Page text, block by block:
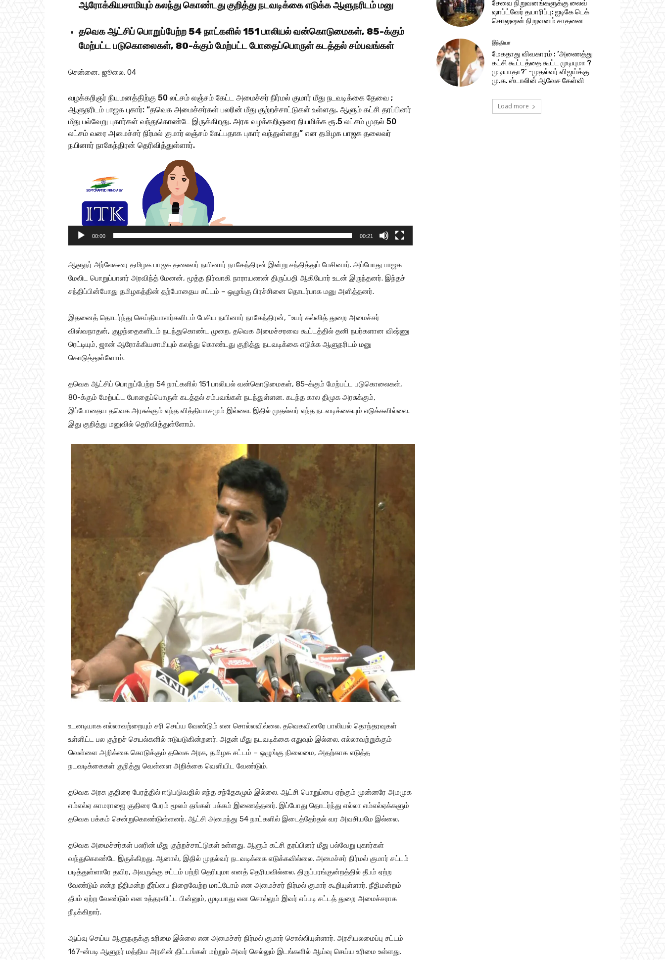
ஆரோக்கியசாமியும் கலந்து கொண்டது குறித்து நடவடிக்கை எடுக்க ஆளுநரிடம் மனு
தவெக ஆட்சிப் பொறுப்பேற்ற 54 நாட்களில் 151 பாலியல் வன்கொடுமைகள், 85-க்கும்
மேற்பட்ட படுகொலைகள், 80-க்கும் மேற்பட்ட போதைப்பொருள் கடத்தல் சம்பவங்கள்
சென்னை, ஜூலை. 04
வழக்கறிஞர் நியமனத்திற்கு 50 லட்சம் லஞ்சம் கேட்ட அமைச்சர் நிர்மல் குமார் மீது நடவடிக்கை தேவை ;
ஆளுநரிடம் பாஜக புகார்: “தவெக அமைச்சர்கள் பலரின் மீது குற்றச்சாட்டுகள் உள்ளது. ஆளும் கட்சி தரப்பினர்
மீது பல்வேறு புகார்கள் வந்துகொண்டே இருக்கிறது. அரசு வழக்கறிஞரை நியமிக்க ரூ.5 லட்சம் முதல் 50
லட்சம் வரை அமைச்சர் நிர்மல் குமார் லஞ்சம் கேட்பதாக புகார் வந்துள்ளது” என தமிழக பாஜக தலைவர்
நயினார் நாகேந்திரன் தெரிவித்துள்ளார்.
y
e
r
00:00 00:21
ஆளுநர் அர்லேகரை தமிழக பாஜக தலைவர் நயினார் நாகேந்திரன் இன்று சந்தித்துப் பேசினார். அப்போது பாஜக
மேலிட பொறுப்பாளர் அரவிந்த் மேனன், மூத்த நிர்வாகி நாராயணன் திருப்பதி ஆகியோர் உடன் இருந்தனர். இந்தச்
சந்திப்பின்போது தமிழகத்தின் தற்போதைய சட்டம் – ஒழுங்கு பிரச்சினை தொடர்பாக மனு அளித்தனர்.
இதனைத் தொடர்ந்து செய்தியாளர்களிடம் பேசிய நயினார் நாகேந்திரன், “உயர் கல்வித் துறை அமைச்சர்
விஸ்வநாதன், குழந்தைகளிடம் நடந்துகொண்ட முறை, தவெக அமைச்சரவை கூட்டத்தில் தனி நபர்களான விஷ்ணு
ரெட்டியும், ஜான் ஆரோக்கியசாமியும் கலந்து கொண்டது குறித்து நடவடிக்கை எடுக்க ஆளுநரிடம் மனு
கொடுத்துள்ளோம்.
தவெக ஆட்சிப் பொறுப்பேற்ற 54 நாட்களில் 151 பாலியல் வன்கொடுமைகள், 85-க்கும் மேற்பட்ட படுகொலைகள்,
80-க்கும் மேற்பட்ட போதைப்பொருள் கடத்தல் சம்பவங்கள் நடந்துள்ளன. கடந்த கால திமுக அரசுக்கும்,
இப்போதைய தவெக அரசுக்கும் எந்த வித்தியாசமும் இல்லை. இதில் முதல்வர் எந்த நடவடிக்கையும் எடுக்கவில்லை.
இது குறித்து மனுவில் தெரிவித்துள்ளோம்.
உடனடியாக எல்லாவற்றையும் சரி செய்ய வேண்டும் என சொல்லவில்லை. தவெகவினரே பாலியல் தொந்தரவுகள்
உள்ளிட்ட பல குற்றச் செயல்களில் ஈடுபடுகின்றனர். அதன் மீது நடவடிக்கை எதுவும் இல்லை. எல்லாவற்றுக்கும்
வெள்ளை அறிக்கை கொடுக்கும் தவெக அரசு, தமிழக சட்டம் – ஒழுங்கு நிலைமை, அதற்காக எடுத்த
நடவடிக்கைகள் குறித்து வெள்ளை அறிக்கை வெளியிட வேண்டும்.
தவெக அரசு குதிரை பேரத்தில் ஈடுபடுவதில் எந்த சந்தேகமும் இல்லை. ஆட்சி பொறுப்பை ஏற்கும் முன்னரே அமமுக
எம்எல்ஏ காமராஜை குதிரை பேரம் மூலம் தங்கள் பக்கம் இணைத்தனர். இப்போது தொடர்ந்து எல்லா எம்எல்ஏக்களும்
தவெக பக்கம் சென்றுகொண்டுள்ளனர். ஆட்சி அமைந்து 54 நாட்களில் இடைத்தேர்தல் வர அவசியமே இல்லை.
தவெக அமைச்சர்கள் பலரின் மீது குற்றச்சாட்டுகள் உள்ளது. ஆளும் கட்சி தரப்பினர் மீது பல்வேறு புகார்கள்
வந்துகொண்டே இருக்கிறது. ஆனால், இதில் முதல்வர் நடவடிக்கை எடுக்கவில்லை. அமைச்சர் நிர்மல் குமார் சட்டம்
படித்துள்ளாரே தவிர, அவருக்கு சட்டம் பற்றி தெரியுமா எனத் தெரியவில்லை. திருப்பரங்குன்றத்தில் தீபம் ஏற்ற
வேண்டும் என்ற நீதிமன்ற தீர்ப்பை நிறைவேற்ற மாட்டோம் என அமைச்சர் நிர்மல் குமார் கூறியுள்ளார். நீதிமன்றம்
தீபம் ஏற்ற வேண்டும் என உத்தரவிட்ட பின்னும், முடியாது என சொல்லும் இவர் எப்படி சட்டத் துறை அமைச்சராக
நீடிக்கிறார்.
ஆய்வு செய்ய ஆளுநருக்கு உரிமை இல்லை என அமைச்சர் நிர்மல் குமார் சொல்லியுள்ளார். அரசியலமைப்பு சட்டம்
167-ன்படி ஆளுநர் மத்திய அரசின் திட்டங்கள் மற்றும் அவர் செல்லும் இடங்களில் ஆய்வு செய்ய உரிமை உள்ளது.
சேவை நிறுவனங்களுக்கு லைவ்
ஷாப்ட்வேர் தயாரிப்பு: ஐடிகே டெக்
சொலுஷன் நிறுவனம் சாதனை
இந்தியா
மேகதாது விவகாரம் : ‘அணைத்து
கட்சி கூட்டத்தை கூட்ட முடியுமா ?
முடியாதா?’ -முதல்வர் விஜய்க்கு
மு.க. ஸ்டாலின் ஆவேச கேள்வி
Load more